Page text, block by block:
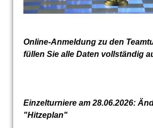
Online-Anmeldung zu den
füllen Sie alle Daten vollständig
Einzelturniere am 28.06.2026:
"Hitzeplan"